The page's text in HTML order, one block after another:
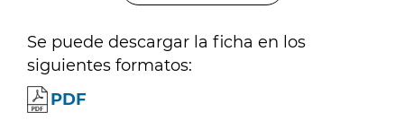
Se puede descargar la ficha en los
siguientes formatos:
PDF